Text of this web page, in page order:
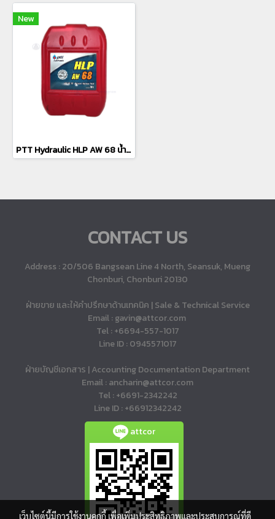
New
PTT Hydraulic HLP AW 68 น้ำมันไฮดรอลิกงานอุตสาหกรรม (18L)
CONTACT US
Address : 20/506 Bangsean Line 4 North, Seansuk, Mueng
Chonburi, Chonburi 20130
ฝ่ายขาย และให้คำปรึกษาด้านเทคนิค | Sale & Technical Service
Email : gavin@attcor.com
Tel : +6694-557-1017
Line ID : 0945571017
ฝ่ายบัญชีเอกสาร | Accounting Documentation Department
Email : ancharin@attcor.com
Tel : +6691-2342242
Line ID : +66912342242
attcor
เว็บไซต์นี้มีการใช้งานคุกกี้ เพื่อเพิ่มประสิทธิภาพและประสบการณ์ที่ดี